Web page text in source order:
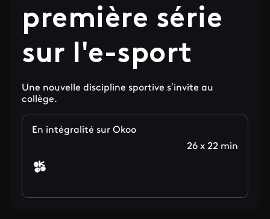
première série
sur l'e-sport
Une nouvelle discipline sportive s’invite au
collège.
En intégralité sur Okoo
26 x 22 min